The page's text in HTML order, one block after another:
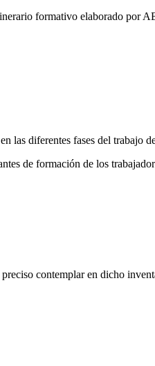
formativo elaborado por
las diferentes fases del trabajo
de formación de los
contemplar en dicho